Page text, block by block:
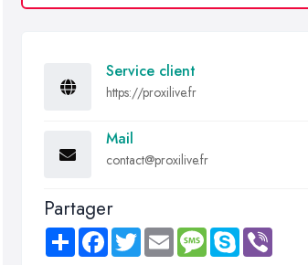
Service client
https://proxilive.fr
Mail
contact@proxilive.fr
Partager
Share FacebookTwitter Email MessageSkype